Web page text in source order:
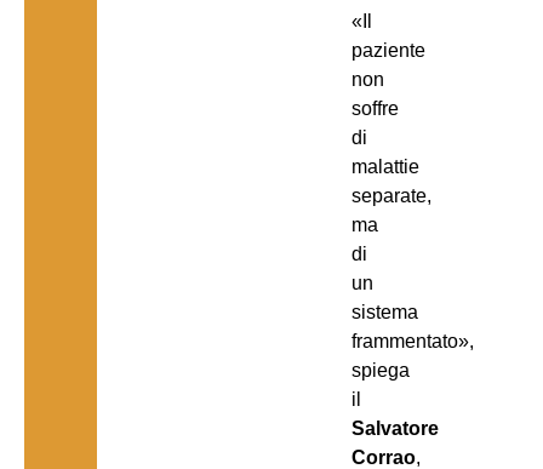
«Il
paziente
non
soffre
di
malattie
separate,
ma
di
un
sistema
frammentato»,
spiega
il
Salvatore
Corrao,